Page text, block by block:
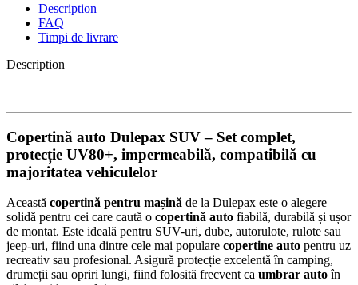
Description
FAQ
Timpi de livrare
Description
Copertină auto Dulepax SUV – Set complet,
protecție UV80+, impermeabilă, compatibilă cu
majoritatea vehiculelor
Această copertină pentru mașină de la Dulepax este o alegere
solidă pentru cei care caută o copertină auto fiabilă, durabilă și ușor
de montat. Este ideală pentru SUV-uri, dube, autorulote, rulote sau
jeep-uri, fiind una dintre cele mai populare copertine auto pentru uz
recreativ sau profesional. Asigură protecție excelentă în camping,
drumeții sau opriri lungi, fiind folosită frecvent ca umbrar autoîn